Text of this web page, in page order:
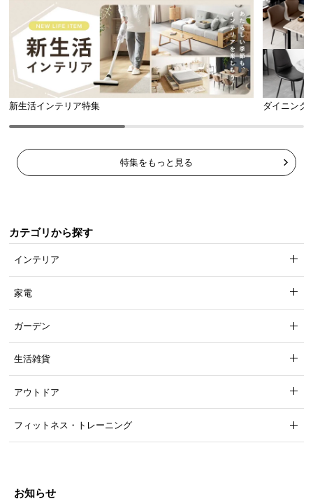
新生活インテリア特集 ダイニング
特集をもっと見る
カテゴリから探す
インテリア
家電
ガーデン
生活雑貨
アウトドア
フィットネス・トレーニング
お知らせ